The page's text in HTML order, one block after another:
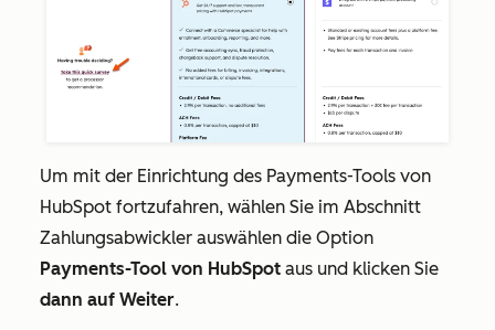
Um mit der Einrichtung des Payments-Tools von
HubSpot fortzufahren, wählen Sie im Abschnitt
Zahlungsabwickler auswählen die Option
Payments-Tool von HubSpot aus und klicken Sie
dann auf Weiter.